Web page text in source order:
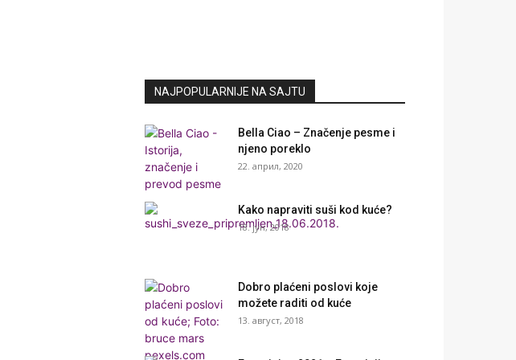
NAJPOPULARNIJE NA SAJTU
Bella Ciao – Značenje pesme i
njeno poreklo
22. април, 2020
Kako napraviti suši kod kuće?
18. јун, 2018
Dobro plaćeni poslovi koje
možete raditi od kuće
13. август, 2018